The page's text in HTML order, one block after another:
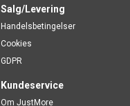
Salg/Levering
Handelsbetingelser
Cookies
GDPR
Kundeservice
Om JustMore